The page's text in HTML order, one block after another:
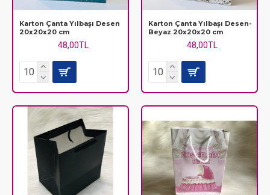
Karton Çanta Yılbaşı Desen
20x20x20 cm
48,00TL
Karton Çanta Yılbaşı Desen-
Beyaz 20x20x20 cm
48,00TL